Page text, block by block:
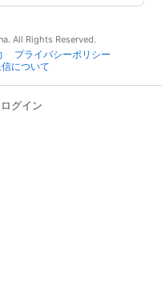
All Rights Reserved.
プライバシーポリシー
について
ログイン